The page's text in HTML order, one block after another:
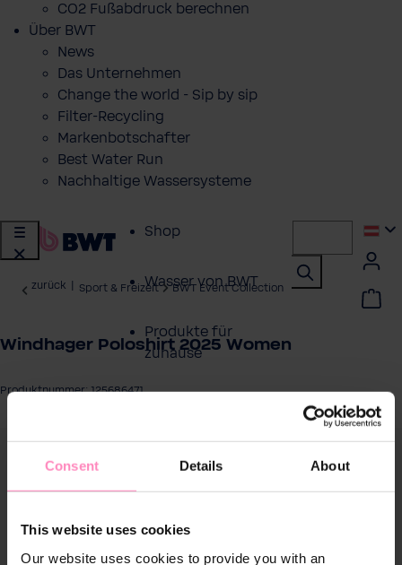
Consent Details About
This website uses cookies
Our website uses cookies to provide you with an
CO2 Fußabdruck berechnen
Über BWT
News
Das Unternehmen
Change the world - Sip by sip
Filter-Recycling
Markenbotschafter
Best Water Run
Nachhaltige Wassersysteme
Shop
Wasser von BWT
Produkte für
zuhause
Kundenservice
Über BWT
zurück Sport & Freizeit BWT Event Collection
Windhager Poloshirt 2025 Women
Produktnummer: 125686471
überspringen